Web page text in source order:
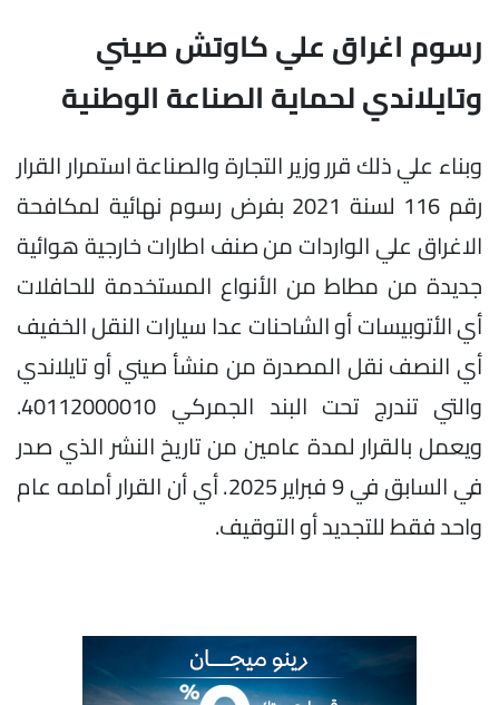
رسوم اغراق علي كاوتش صيني
وتايلاندي لحماية الصناعة الوطنية
وبناء علي ذلك قرر وزير التجارة والصناعة استمرار القرار
رقم 116 لسنة 2021 بفرض رسوم نهائية لمكافحة
الاغراق علي الواردات من صنف اطارات خارجية هوائية
جديدة من مطاط من الأنواع المستخدمة للحافلات
أي الأتوبيسات أو الشاحنات عدا سيارات النقل الخفيف
أي النصف نقل المصدرة من منشأ صيني أو تايلاندي
والتي تندرج تحت البند الجمركي 40112000010.
ويعمل بالقرار لمدة عامين من تاريخ النشر الذي صدر
في السابق في 9 فبراير 2025. أي أن القرار أمامه عام
واحد فقط للتجديد أو التوقيف.